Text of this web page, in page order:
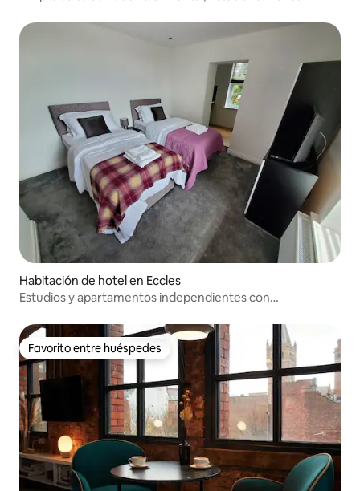
Habitación de hotel en Eccles
Estudios y apartamentos independientes con
Favorito entre huéspedes
Favorito entre huéspedes